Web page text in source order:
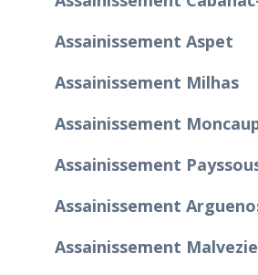
Assainissement Aspet
Assainissement Milhas
Assainissement
Assainissement
Assainissement
Assainissement Malvezie